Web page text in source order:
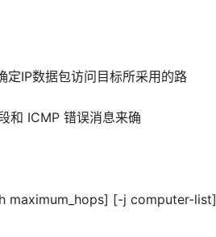
IP数据包访问目标所采用的路
和 ICMP 错误消息来确
maximum_hops] [-j computer-list]